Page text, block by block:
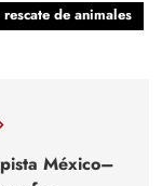
rescate de animales
México–